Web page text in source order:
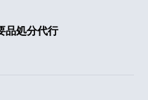
品処分代行